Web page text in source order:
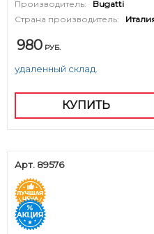
Производитель:
Bugatti
Страна производитель:
980 РУБ.
удаленный склад.
КУПИТЬ
Арт. 89576